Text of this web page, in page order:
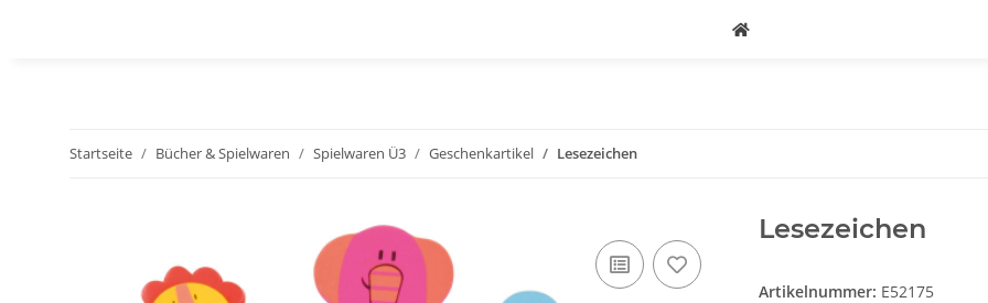
Startseite Bücher & Spielwaren Spielwaren Ü3 Geschenkartikel Lesezeichen
Lesezeichen
Artikelnummer: E52175